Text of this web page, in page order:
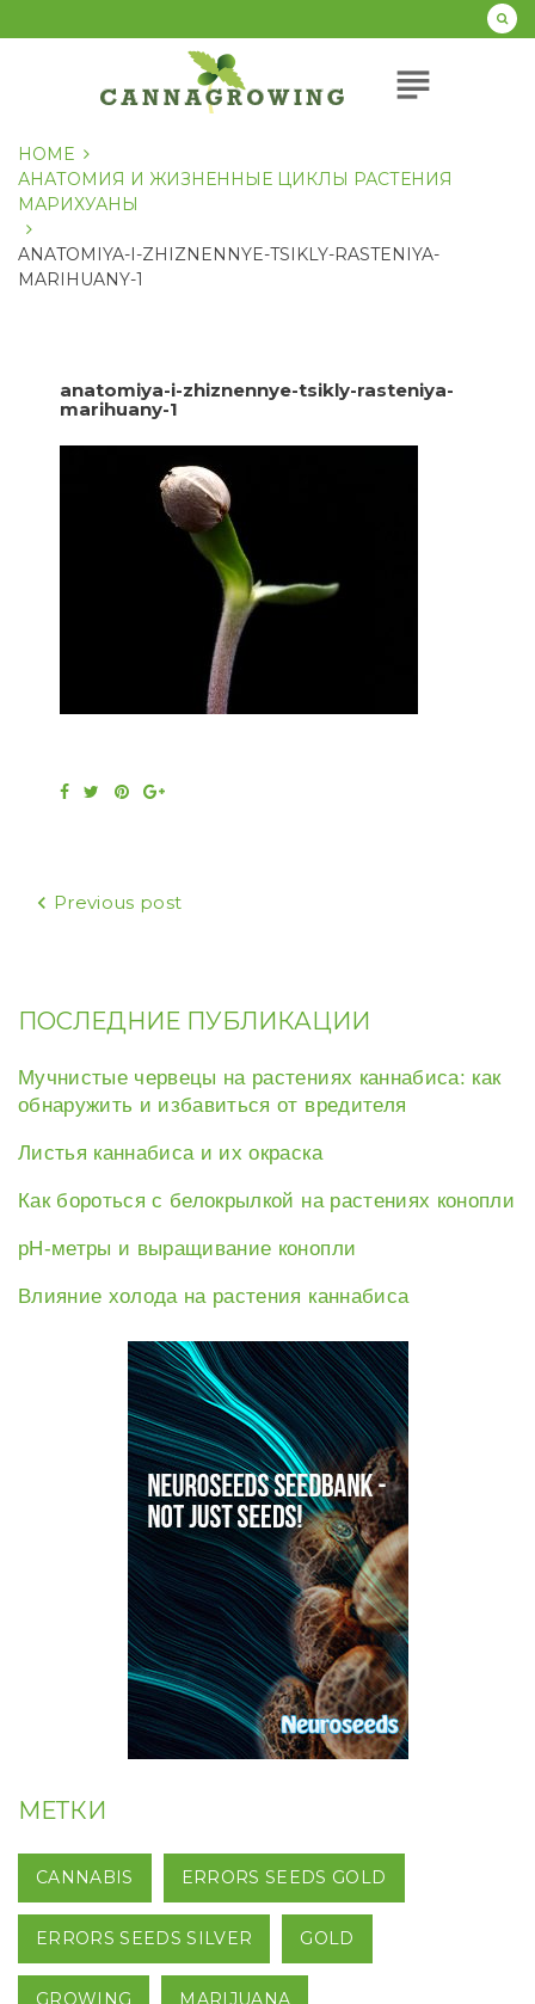
к
subject
HOME
АНАТОМИЯ И ЖИЗНЕННЫЕ ЦИКЛЫ РАСТЕНИЯ
МАРИХУАНЫ
ANATOMIYA-I-ZHIZNENNYE-TSIKLY-RASTENIYA-
MARIHUANY-1
anatomiya-i-zhiznennye-tsikly-rasteniya-
marihuany-1
Facebook
TwitterPinterestGoogle+
Навигация
Previous post
ПОСЛЕДНИЕ ПУБЛИКАЦИИ
Мучнистые червецы на растениях каннабиса: как
обнаружить и избавиться от вредителя
Листья каннабиса и их окраска
Как бороться с белокрылкой на растениях конопли
рН-метры и выращивание конопли
Влияние холода на растения каннабиса
МЕТКИ
CANNABIS ERRORS SEEDS GOLD
ERRORS SEEDS SILVER GOLD
GROWING MARIJUANA